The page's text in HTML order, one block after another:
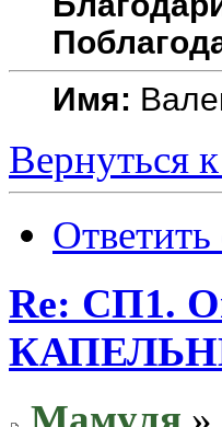
Имя:
Вернуться
Ответить
Re: СП1.